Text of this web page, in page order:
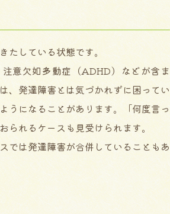
している状態です。
意欠如多動症（ADHD）などが含ま
、発達障害とは気づかれずに困ってい
うになることがあります。「何度言っ
れるケースも見受けられます。
では発達障害が合併していることもあ